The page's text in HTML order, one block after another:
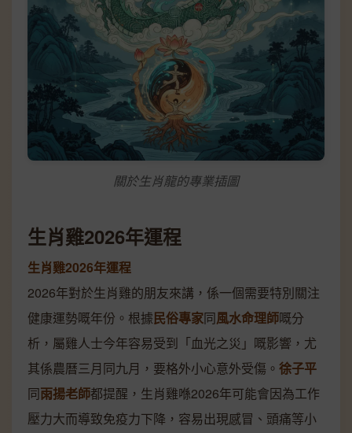
關於生肖龍的專業插圖
生肖雞2026年運程
生肖雞2026年運程
2026年對於生肖雞的朋友來講，係一個需要特別關注
健康運勢嘅年份。根據民俗專家同風水命理師嘅分
析，屬雞人士今年容易受到「血光之災」嘅影響，尤
其係農曆三月同九月，要格外小心意外受傷。 徐子平
同雨揚老師都提醒，生肖雞喺2026年可能會因為工作
壓力大而導致免疫力下降，容易出現感冒、頭痛等小